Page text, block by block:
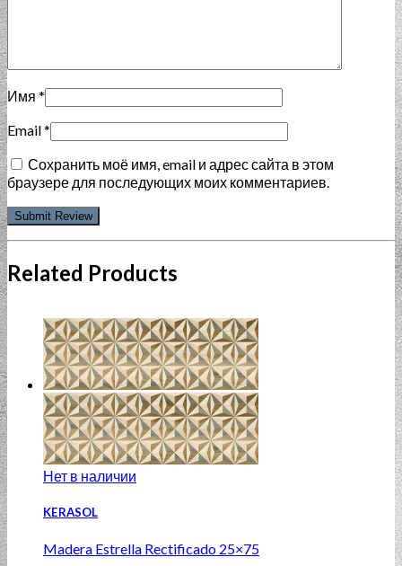
Имя *
Email*
Сохранить моё имя, email и адрес сайта в этом
браузере для последующих моих комментариев.
Related Products
Нет в наличии
KERASOL
Madera Estrella Rectificado 25×75